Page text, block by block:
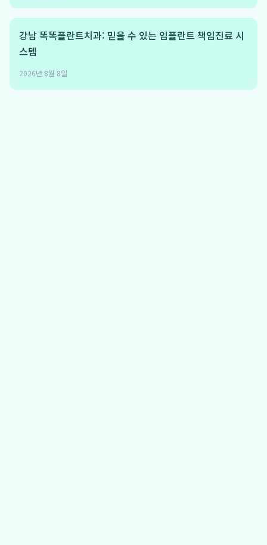
강남 똑똑플란트치과: 믿을 수 있는 임플란트 책임진료 시
스템
2026년 8월 8일